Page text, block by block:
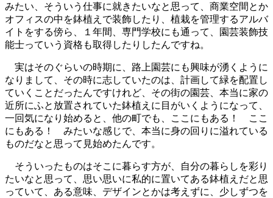
みたい、そういう仕事に就きたいなと思って、商業空間とか
オフィスの中を鉢植えで装飾したり、植栽を管理するアルバ
イトをする傍ら、１年間、専門学校にも通って、園芸装飾技
能士っていう資格も取得したりしたんですね。
実はそのぐらいの時期に、路上園芸にも興味が湧くように
なりまして、その時に志していたのは、計画して緑を配置し
ていくことだったんですけれど、その街の園芸、本当に家の
近所にふと放置されていた鉢植えに目がいくようになって、
一回気になり始めると、他の町でも、ここにもある！ ここ
にもある！ みたいな感じで、本当に身の回りに溢れている
ものだなと思って見始めたんです。
そういったものはそこに暮らす方が、自分の暮らしを彩り
たいなと思って、思い思いに私的に置いてある鉢植えだと思
っていて、ある意味、デザインとかは考えずに、少しずつを